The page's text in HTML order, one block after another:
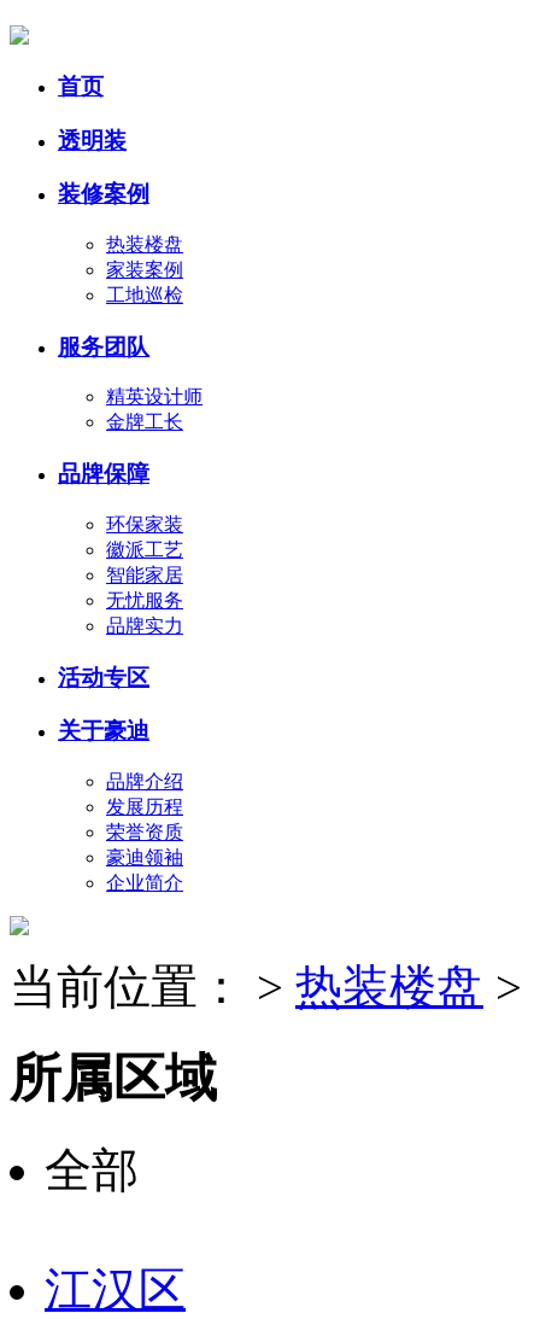
首页
透明装
装修案例
热装楼盘
家装案例
工地巡检
服务团队
精英设计师
金牌工长
品牌保障
环保家装
徽派工艺
智能家居
无忧服务
品牌实力
活动专区
关于豪迪
品牌介绍
发展历程
荣誉资质
豪迪领袖
企业简介
当前位置： > 热装楼盘 >
所属区域
全部
江汉区